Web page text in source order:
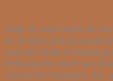
Yoga ist weit mehr als
Es ist eine
und die Seele in
Philosophie steht das
Gelehrten Patanjali, die